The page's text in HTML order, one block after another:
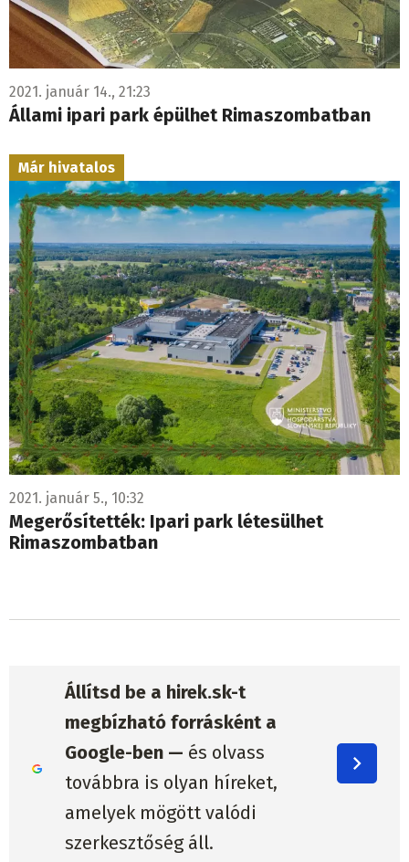
2021. január 14., 21:23
Állami ipari park épülhet Rimaszombatban
Már hivatalos
2021. január 5., 10:32
Megerősítették: Ipari park létesülhet
Rimaszombatban
Állítsd be a hirek.sk-t
megbízható forrásként a
Google-ben — és olvass
továbbra is olyan híreket,
amelyek mögött valódi
szerkesztőség áll.